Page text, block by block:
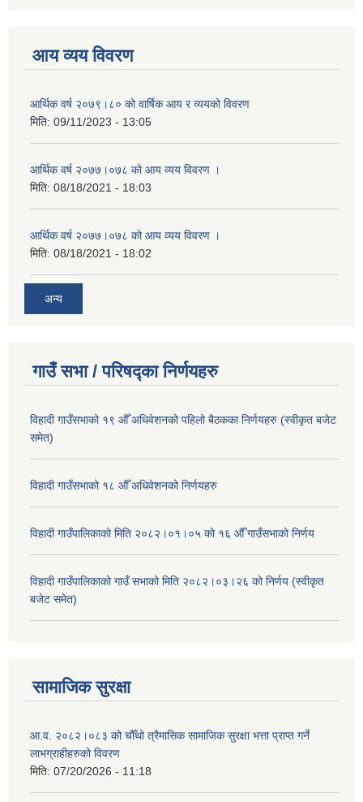
आय व्यय विवरण
आर्थिक वर्ष २०७९।८० को वार्षिक आय र व्ययको विवरण
मिति: 09/11/2023 - 13:05
आर्थिक वर्ष २०७७।०७८ को आय व्यय विवरण ।
मिति: 08/18/2021 - 18:03
आर्थिक वर्ष २०७७।०७८ को आय व्यय विवरण ।
मिति: 08/18/2021 - 18:02
अन्य
गाउँ सभा / परिषद्का निर्णयहरु
विहादी गाउँसभाको १९ औँ अधिवेशनको पहिलो बैठकका निर्णयहरु (स्वीकृत बजेट
समेत)
विहादी गाउँसभाको १८ औँ अधिवेशनको निर्णयहरु
विहादी गाउँपालिकाको मिति २०८२।०१।०५ को १६ औँ गाउँसभाको निर्णय
विहादी गाउँपालिकाको गाउँ सभाको मिति २०८२।०३।२६ को निर्णय (स्वीकृत
बजेट समेत)
सामाजिक सुरक्षा
आ.व. २०८२।०८३ को चौँथो त्रैमासिक सामाजिक सुरक्षा भत्ता प्राप्त गर्ने
लाभग्राहीहरुको विवरण
मिति: 07/20/2026 - 11:18